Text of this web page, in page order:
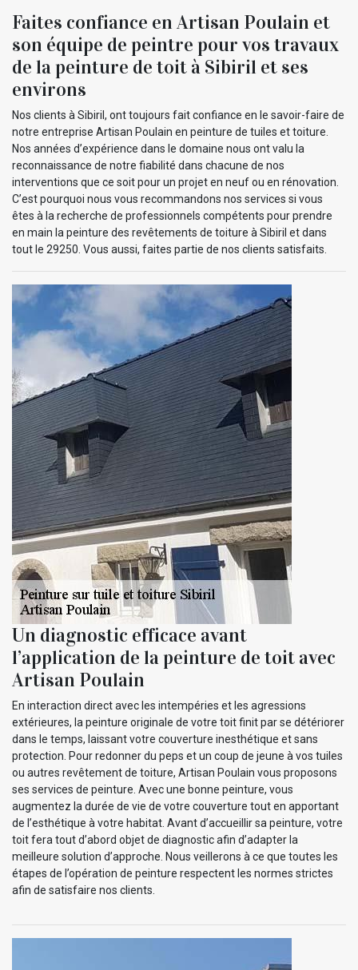
Faites confiance en Artisan Poulain et
son équipe de peintre pour vos travaux
de la peinture de toit à Sibiril et ses
environs
Nos clients à Sibiril, ont toujours fait confiance en le savoir-faire de
notre entreprise Artisan Poulain en peinture de tuiles et toiture.
Nos années d’expérience dans le domaine nous ont valu la
reconnaissance de notre fiabilité dans chacune de nos
interventions que ce soit pour un projet en neuf ou en rénovation.
C’est pourquoi nous vous recommandons nos services si vous
êtes à la recherche de professionnels compétents pour prendre
en main la peinture des revêtements de toiture à Sibiril et dans
tout le 29250. Vous aussi, faites partie de nos clients satisfaits.
Un diagnostic efficace avant
l’application de la peinture de toit avec
Artisan Poulain
En interaction direct avec les intempéries et les agressions
extérieures, la peinture originale de votre toit finit par se détériorer
dans le temps, laissant votre couverture inesthétique et sans
protection. Pour redonner du peps et un coup de jeune à vos tuiles
ou autres revêtement de toiture, Artisan Poulain vous proposons
ses services de peinture. Avec une bonne peinture, vous
augmentez la durée de vie de votre couverture tout en apportant
de l’esthétique à votre habitat. Avant d’accueillir sa peinture, votre
toit fera tout d’abord objet de diagnostic afin d’adapter la
meilleure solution d’approche. Nous veillerons à ce que toutes les
étapes de l’opération de peinture respectent les normes strictes
afin de satisfaire nos clients.